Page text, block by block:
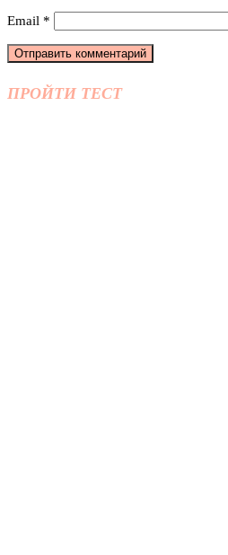
Email *
ПРОЙТИ ТЕСТ